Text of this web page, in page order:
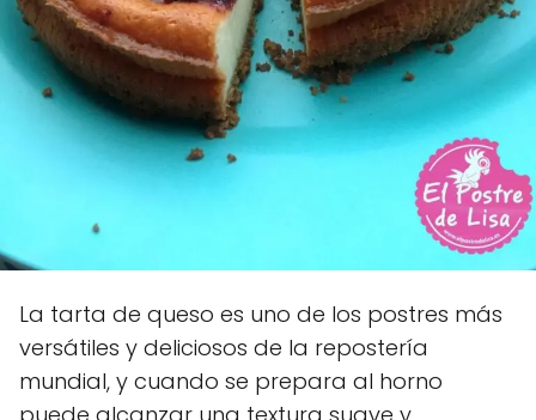
La tarta de queso es uno de los postres más
versátiles y deliciosos de la repostería
mundial, y cuando se prepara al horno